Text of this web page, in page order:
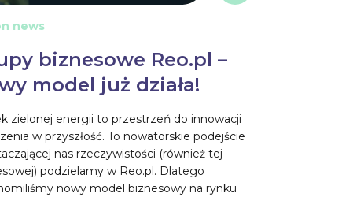
news
biznesowe Reo.pl –
model już działa!
zielonej energii to przestrzeń do innowacji
w przyszłość. To nowatorskie podejście
nas rzeczywistości (również tej
podzielamy w Reo.pl. Dlatego
nowy model biznesowy na rynku